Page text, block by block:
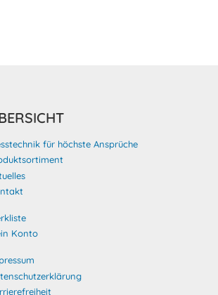
für höchste Ansprüche
Konto